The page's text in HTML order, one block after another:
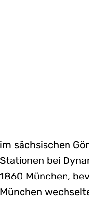
im sächsischen
Stationen bei
1860 München,
München